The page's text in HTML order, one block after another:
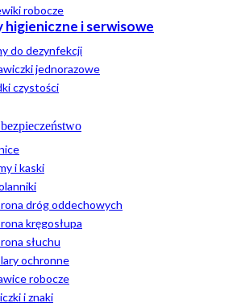
robocze
higieniczne i serwisowe
do dezynfekcji
jednorazowe
czystości
i kaski
dróg oddechowych
kręgosłupa
słuchu
ochronne
robocze
i znaki